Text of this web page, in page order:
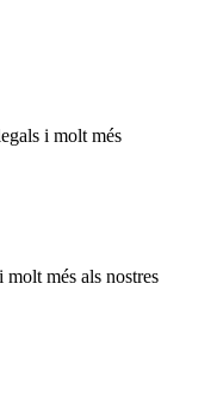
i molt més
més als nostres